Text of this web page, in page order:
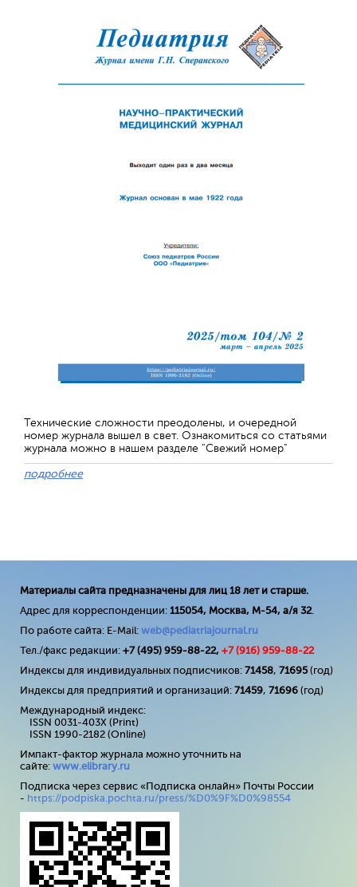
Технические сложности преодолены, и очередной
номер журнала вышел в свет. Ознакомиться со статьями
журнала можно в нашем разделе "Свежий номер"
подробнее
Материалы сайта предназначены для лиц 18 лет и старше.
Адрес для корреспонденции: 115054, Москва, М-54, а/я 32.
По работе сайта: E-Mail: web@pediatriajournal.ru
Тел./факс редакции: +7 (495) 959-88-22, +7 (916) 959-88-22
Индексы для индивидуальных подписчиков: 71458, 71695(год)
Индексы для предприятий и организаций: 71459, 71696 (год)
Международный индекс:
ISSN 0031-403X (Print)
ISSN 1990-2182 (Online)
Импакт-фактор журнала можно уточнить на
сайте: www.elibrary.ru
Подписка через сервис «Подписка онлайн» Почты России
- https://podpiska.pochta.ru/press/%D0%9F%D0%98554